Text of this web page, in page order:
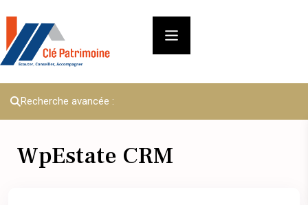
Recherche avancée :
WpEstate CRM